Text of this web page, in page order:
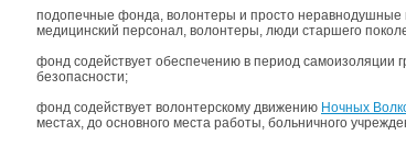
подопечные фонда, волонтеры и просто неравнодушные
медицинский персонал, волонтеры, люди старшего
фонд содействует обеспечению в период самоизоляции
безопасности;
фонд содействует волонтерскому движению Ночных
местах, до основного места работы, больничного